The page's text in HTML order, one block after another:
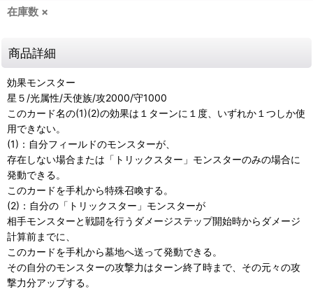
在庫数 ×
商品詳細
効果モンスター
星５/光属性/天使族/攻2000/守1000
このカード名の(1)(2)の効果は１ターンに１度、いずれか１つしか使
用できない。
(1)：自分フィールドのモンスターが、
存在しない場合または「トリックスター」モンスターのみの場合に
発動できる。
このカードを手札から特殊召喚する。
(2)：自分の「トリックスター」モンスターが
相手モンスターと戦闘を行うダメージステップ開始時からダメージ
計算前までに、
このカードを手札から墓地へ送って発動できる。
その自分のモンスターの攻撃力はターン終了時まで、その元々の攻
撃力分アップする。